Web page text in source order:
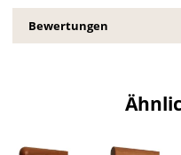
Bewertungen